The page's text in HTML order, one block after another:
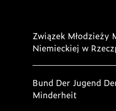
Związek Młodzieży
Niemieckiej w
Bund Der Jugend
Minderheit